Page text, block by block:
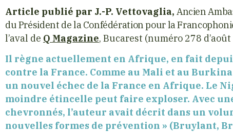
Article publié par J.-P. Vettovaglia, Ancien
du Président de la Confédération pour la
l’aval de Q Magazine, Bucarest (numéro 278
Il règne actuellement en Afrique, en fait
contre la France. Comme au Mali et au
un nouvel échec de la France en Afrique. Le
moindre étincelle peut faire exploser. Avec
chevronnés, l’auteur avait décrit dans un
nouvelles formes de prévention » (Bruylant,